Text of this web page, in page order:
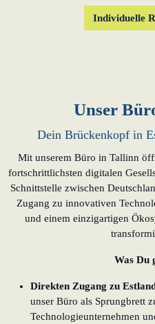
Individuelle
Unser
Dein Brückenkopf in
Mit unserem Büro in Tallinn
fortschrittlichsten digitalen
Schnittstelle zwischen
Zugang zu innovativen
und einem einzigartigen
Was Du
Direkten Zugang zu
unser Büro als Sprungbrett
Technologieunternehmen